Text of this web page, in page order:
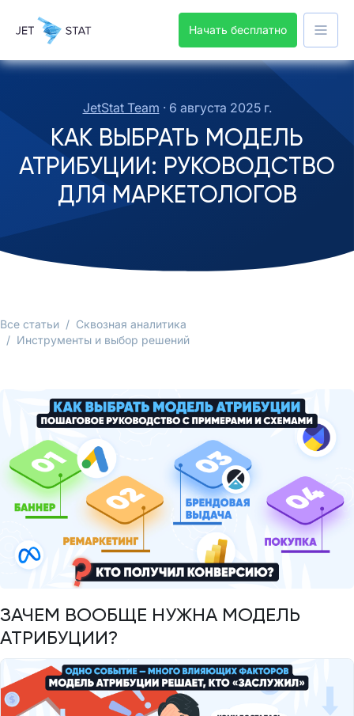
Начать бесплатно
JetStat Team · 6 августа 2025 г.
КАК ВЫБРАТЬ МОДЕЛЬ
АТРИБУЦИИ: РУКОВОДСТВО
ДЛЯ МАРКЕТОЛОГОВ
Все статьи / Сквозная аналитика
/ Инструменты и выбор решений
ЗАЧЕМ ВООБЩЕ НУЖНА МОДЕЛЬ
АТРИБУЦИИ?